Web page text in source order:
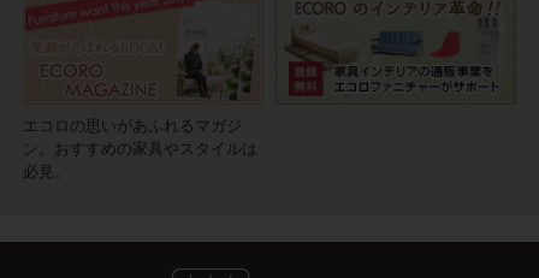
エコロの思いがあふれるマガジ
ン。おすすめの家具やスタイルは
必見。